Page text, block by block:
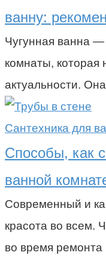
ванну:
Чугунная ванна —
комнаты, которая
актуальности.
Сантехника для
Способы, как
ванной
Современный и
красота во всем.
во время